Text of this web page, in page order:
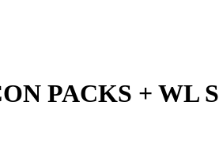
PACKS + WL